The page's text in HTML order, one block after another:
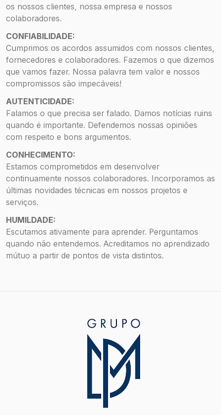
os nossos clientes, nossa empresa e nossos
colaboradores.
CONFIABILIDADE:
Cumprimos os acordos assumidos com nossos clientes,
fornecedores e colaboradores. Fazemos o que dizemos
que vamos fazer. Nossa palavra tem valor e nossos
compromissos são impecáveis!
AUTENTICIDADE:
Falamos o que precisa ser falado. Damos notícias ruins
quando é importante. Defendemos nossas opiniões
com respeito e bons argumentos.
CONHECIMENTO:
Estamos comprometidos em desenvolver
continuamente nossos colaboradores. Incorporamos as
últimas novidades técnicas em nossos projetos e
serviços.
HUMILDADE:
Escutamos ativamente para aprender. Perguntamos
quando não entendemos. Acreditamos no aprendizado
mútuo a partir de pontos de vista distintos.